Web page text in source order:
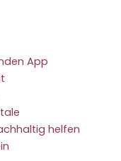
App
helfen